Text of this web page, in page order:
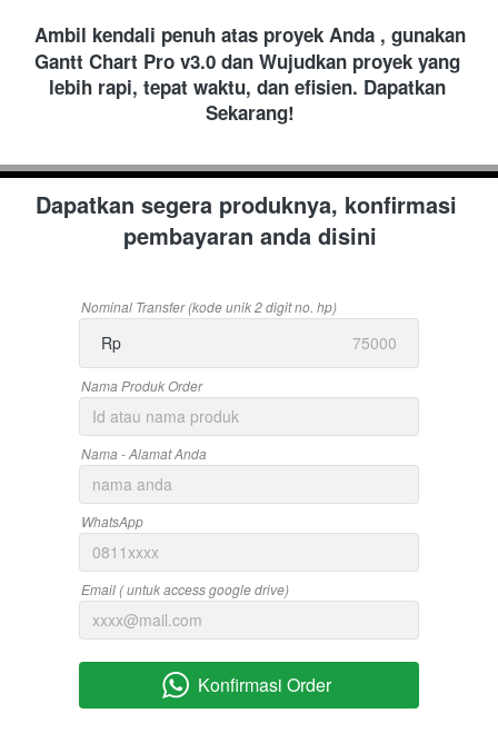
Ambil kendali penuh atas proyek Anda , gunakan
Gantt Chart Pro v3.0 dan Wujudkan proyek yang
lebih rapi, tepat waktu, dan efisien. Dapatkan
Sekarang!
Dapatkan segera produknya, konfirmasi
pembayaran anda disini
Nominal Transfer (kode unik 2 digit no. hp)
Rp
Nama Produk Order
Nama - Alamat Anda
WhatsApp
Email ( untuk access google drive)
` Konfirmasi Order